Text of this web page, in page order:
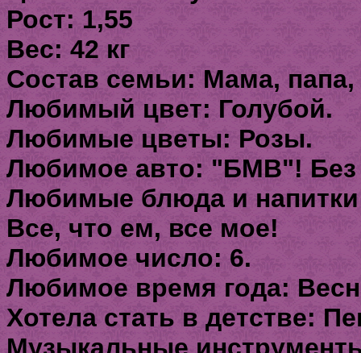
Рост: 1,55
Вес: 42 кг
Состав семьи: Мама,
Любимый цвет: Голубой.
Любимые цветы: Розы.
Любимое авто: "БМВ"! Без
Любимые блюда и
Все, что ем, все мое!
Любимое число: 6.
Любимое время года:
Хотела стать в детстве: